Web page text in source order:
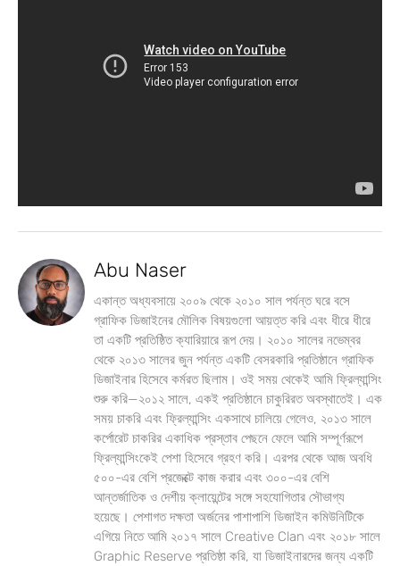
Abu Naser
একান্ত অধ্যবসায়ে ২০০৯ থেকে ২০১০ সাল পর্যন্ত ঘরে বসে
গ্রাফিক ডিজাইনের মৌলিক বিষয়গুলো আয়ত্ত করি এবং ধীরে ধীরে
তা একটি প্রতিষ্ঠিত ক্যারিয়ারে রূপ দেয়। ২০১০ সালের নভেম্বর
থেকে ২০১৩ সালের জুন পর্যন্ত একটি বেসরকারি প্রতিষ্ঠানে গ্রাফিক
ডিজাইনার হিসেবে কর্মরত ছিলাম। ওই সময় থেকেই আমি ফ্রিল্যান্সিং
শুরু করি—২০১২ সালে, একই প্রতিষ্ঠানে চাকুরিরত অবস্থাতেই। এক
সময় চাকরি এবং ফ্রিল্যান্সিং একসাথে চালিয়ে গেলেও, ২০১৩ সালে
কর্পোরেট চাকরির একাধিক প্রস্তাব পেছনে ফেলে আমি সম্পূর্ণরূপে
ফ্রিল্যান্সিংকেই পেশা হিসেবে গ্রহণ করি। এরপর থেকে আজ অবধি
৫০০-এর বেশি প্রজেক্টে কাজ করার এবং ৩০০-এর বেশি
আন্তর্জাতিক ও দেশীয় ক্লায়েন্টের সঙ্গে সহযোগিতার সৌভাগ্য
হয়েছে। পেশাগত দক্ষতা অর্জনের পাশাপাশি ডিজাইন কমিউনিটিকে
এগিয়ে নিতে আমি ২০১৭ সালে Creative Clan এবং ২০১৮ সালে
Graphic Reserve প্রতিষ্ঠা করি, যা ডিজাইনারদের জন্য একটি